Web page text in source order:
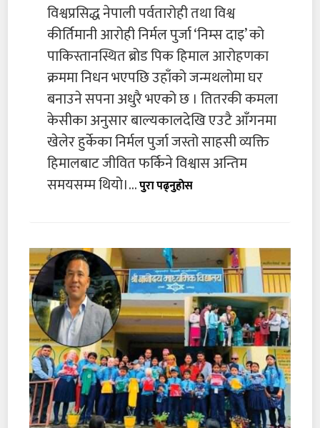
विश्वप्रसिद्ध नेपाली पर्वतारोही तथा विश्व
कीर्तिमानी आरोही निर्मल पुर्जा ‘निम्स दाइ’ को
पाकिस्तानस्थित ब्रोड पिक हिमाल आरोहणका
क्रममा निधन भएपछि उहाँको जन्मथलोमा घर
बनाउने सपना अधुरै भएको छ । तितरकी कमला
केसीका अनुसार बाल्यकालदेखि एउटै आँगनमा
खेलेर हुर्केका निर्मल पुर्जा जस्तो साहसी व्यक्ति
हिमालबाट जीवित फर्किने विश्वास अन्तिम
समयसम्म थियो।...पुरा पढ्नुहोस